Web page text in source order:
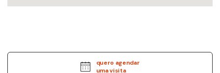
quero agendar
uma visita